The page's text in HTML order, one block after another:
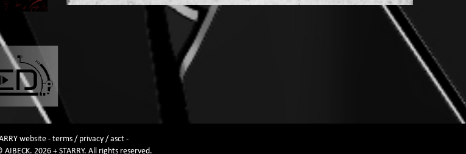
website -terms/privacy/asct-
2026 + STARRY. All rights reserved.